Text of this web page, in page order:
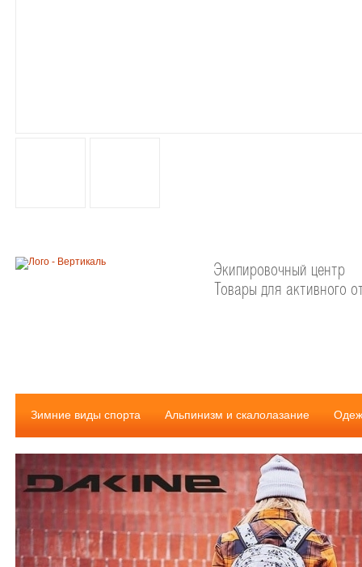
Экипировочный центр
Товары для активного
Зимние виды спорта Альпинизм и скалолазание